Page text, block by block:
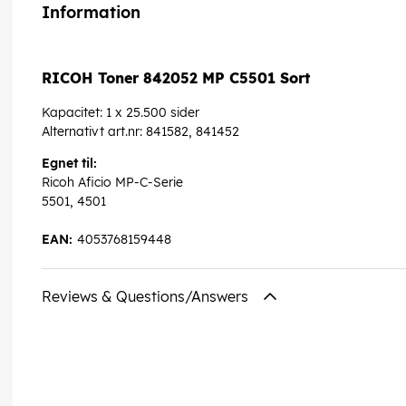
Information
RICOH Toner 842052 MP C5501 Sort
Kapacitet: 1 x 25.500 sider
Alternativt art.nr: 841582, 841452
Egnet til:
Ricoh Aficio MP-C-Serie
5501, 4501
4053768159448
EAN:
Reviews & Questions/Answers